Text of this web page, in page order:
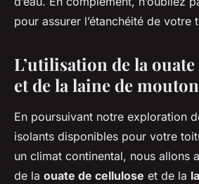
pour assurer l’étanchéité de votre
L’utilisation de la
et de la laine de mouton
En poursuivant notre exploration
isolants disponibles pour votre
un climat continental, nous allons
de la ouate de cellulose et de la